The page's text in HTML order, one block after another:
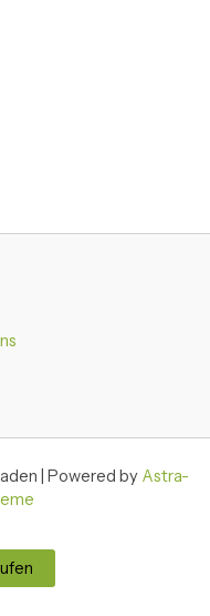
| Powered by Astra-